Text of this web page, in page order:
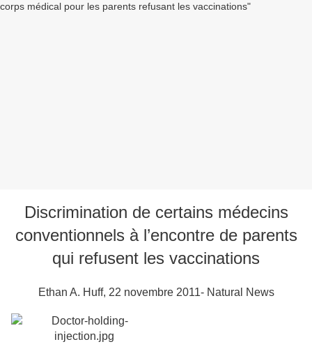
Discrimination de certains médecins
conventionnels à l’encontre de parents
qui refusent les vaccinations
Ethan A. Huff, 22 novembre 2011- Natural News